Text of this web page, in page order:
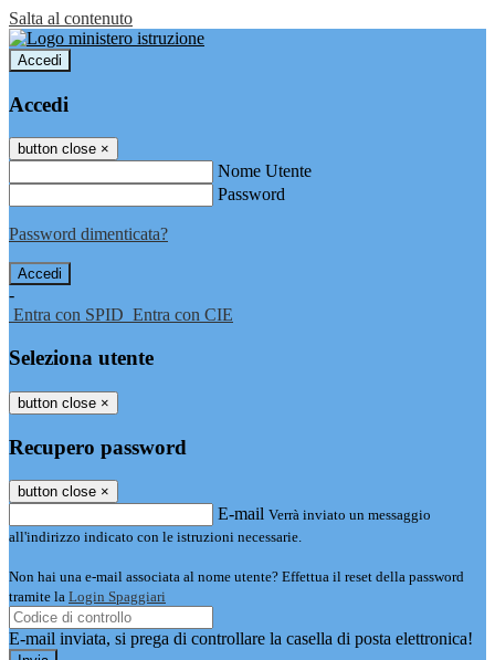
Salta al contenuto
Accedi
Accedi
button close ×
Nome Utente
Password
Password dimenticata?
-
Entra con SPID Entra con CIE
Seleziona utente
button close ×
Recupero password
button close ×
E-mail Verrà inviato un messaggio
all'indirizzo indicato con le istruzioni necessarie.
Non hai una e-mail associata al nome utente? Effettua il reset della password
tramite la Login Spaggiari
E-mail inviata, si prega di controllare la casella di posta elettronica!